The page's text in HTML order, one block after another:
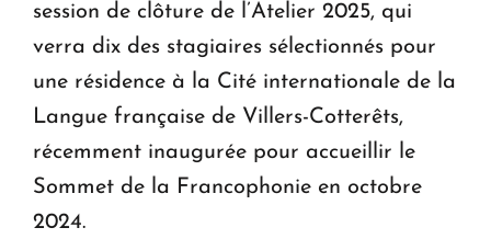
session de clôture de l’Atelier 2025, qui
verra dix des stagiaires sélectionnés pour
une résidence à la Cité internationale de la
Langue française de Villers-Cotterêts,
récemment inaugurée pour accueillir le
Sommet de la Francophonie en octobre
2024.